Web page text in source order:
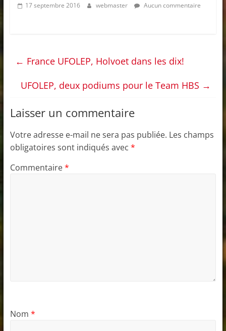
17 septembre 2016 webmaster Aucun commentaire
← France UFOLEP, Holvoet dans les dix!
UFOLEP, deux podiums pour le Team HBS →
Laisser un commentaire
Votre adresse e-mail ne sera pas publiée. Les champs
obligatoires sont indiqués avec *
Commentaire*
Nom *